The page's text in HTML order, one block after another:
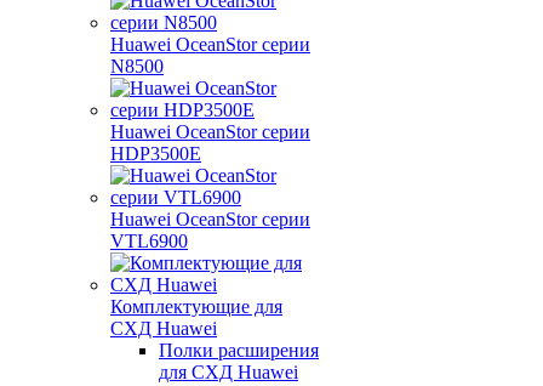
Huawei OceanStor серии
N8500
Huawei OceanStor серии
HDP3500E
Huawei OceanStor серии
VTL6900
Комплектующие для
СХД Huawei
Полки расширения
для СХД Huawei